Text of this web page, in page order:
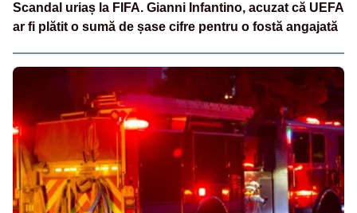
Scandal uriaș la FIFA. Gianni Infantino, acuzat că UEFA
ar fi plătit o sumă de șase cifre pentru o fostă angajată